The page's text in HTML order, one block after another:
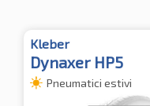
Kleber
Dynaxer HP5
Pneumatici estivi